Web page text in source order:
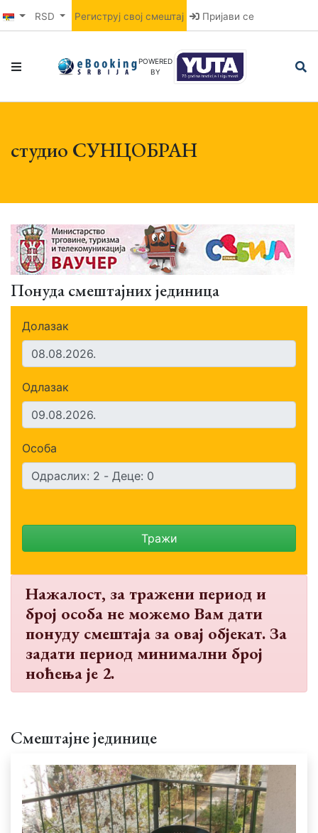
RSD Региструј свој смештај Пријави се
POWERED
BY
студио СУНЦОБРАН
Понуда смештајних јединица
Долазак
Одлазак
Особа
Тражи
Нажалост, за тражени период и
број особа не можемо Вам дати
понуду смештаја за овај објекат. За
задати период минимални број
ноћења је 2.
Смештајне јединице